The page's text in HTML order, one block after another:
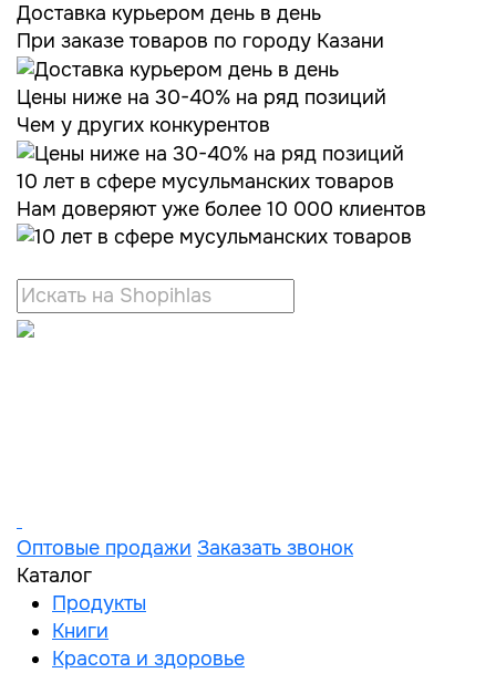
Доставка курьером день в день
При заказе товаров по городу Казани
Цены ниже на 30-40% на ряд позиций
Чем у других конкурентов
10 лет в сфере мусульманских товаров
Нам доверяют уже более 10 000 клиентов
Оптовые продажи Заказать звонок
Каталог
Продукты
Книги
Красота и здоровье